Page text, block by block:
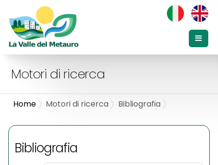
Motori di ricerca
Home Motori di ricerca Bibliografia
Bibliografia